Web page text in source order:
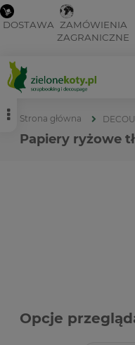
DOSTAWA ZAMÓWIENIA
ZAGRANICZNE
Strona główna
Papiery ryżowe
Opcje